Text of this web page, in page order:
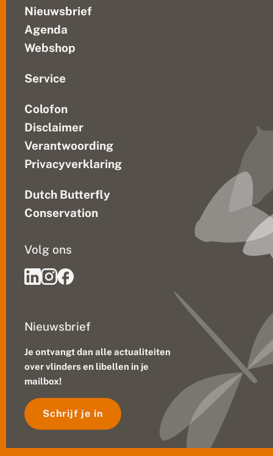
Nieuwsbrief
Agenda
Webshop
Service
Colofon
Disclaimer
Verantwoording
Privacyverklaring
Dutch Butterfly
Conservation
Nieuwsbrief
Je ontvangt dan alle actualiteiten
over vlinders en libellen in je
mailbox!
Schrijf je in
Volg ons